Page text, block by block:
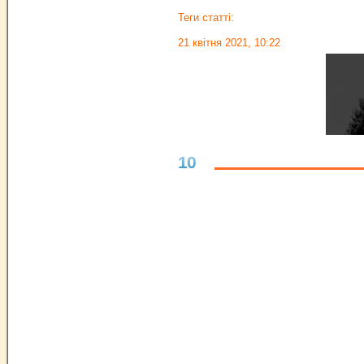
Теги статті:
21 квітня 2021, 10:22
10